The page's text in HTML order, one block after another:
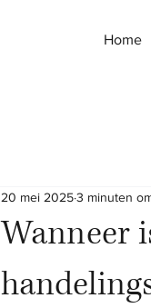
Home
Wanneer
20 mei 20253 minuten